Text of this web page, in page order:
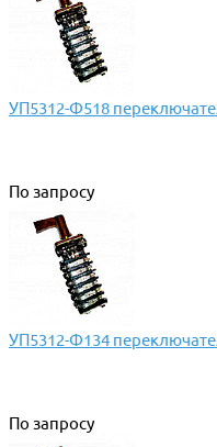
УП5312-Ф518
По запросу
УП5312-Ф134
По запросу